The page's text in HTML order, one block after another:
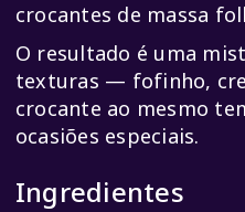
crocantes de massa
O resultado é uma
texturas — fofinho,
crocante ao mesmo
ocasiões especiais.
Ingredientes